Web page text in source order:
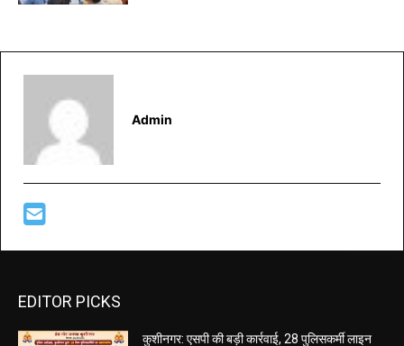
Admin
EDITOR PICKS
कुशीनगर: एसपी की बड़ी कार्रवाई, 28 पुलिसकर्मी लाइन